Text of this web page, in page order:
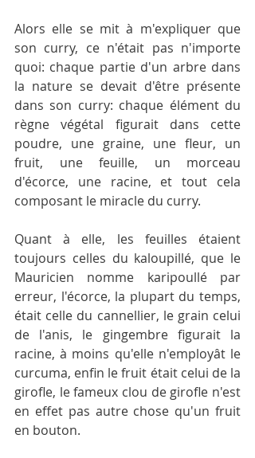
Alors elle se mit à m'expliquer que
son curry, ce n'était pas n'importe
quoi: chaque partie d'un arbre dans
la nature se devait d'être présente
dans son curry: chaque élément du
règne végétal figurait dans cette
poudre, une graine, une fleur, un
fruit, une feuille, un morceau
d'écorce, une racine, et tout cela
composant le miracle du curry.
Quant à elle, les feuilles étaient
toujours celles du kaloupillé, que le
Mauricien nomme karipoullé par
erreur, l'écorce, la plupart du temps,
était celle du cannellier, le grain celui
de l'anis, le gingembre figurait la
racine, à moins qu'elle n'employât le
curcuma, enfin le fruit était celui de la
girofle, le fameux clou de girofle n'est
en effet pas autre chose qu'un fruit
en bouton.